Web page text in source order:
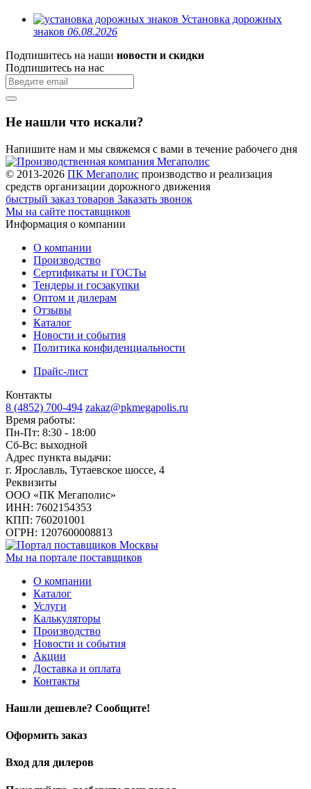
Установка дорожных
знаков 06.08.2026
Подпишитесь на наши новости и скидки
Подпишитесь на нас
Не нашли что искали?
Напишите нам и мы свяжемся с вами в течение рабочего дня
© 2013-2026 ПК Мегаполис производство и реализация
средств организации дорожного движения
быстрый заказ товаров Заказать звонок
Мы на сайте поставщиков
Информация о компании
О компании
Производство
Сертификаты и ГОСТы
Тендеры и госзакупки
Оптом и дилерам
Отзывы
Каталог
Новости и события
Политика конфиденциальности
Прайс-лист
Контакты
8 (4852) 700-494 zakaz@pkmegapolis.ru
Время работы:
Пн-Пт: 8:30 - 18:00
Сб-Вс: выходной
Адрес пункта выдачи:
г. Ярославль, Тутаевское шоссе, 4
Реквизиты
ООО «ПК Мегаполис»
ИНН: 7602154353
КПП: 760201001
ОГРН: 1207600008813
Мы на портале поставщиков
О компании
Каталог
Услуги
Калькуляторы
Производство
Новости и события
Акции
Доставка и оплата
Контакты
Нашли дешевле? Сообщите!
Оформить заказ
Вход для дилеров